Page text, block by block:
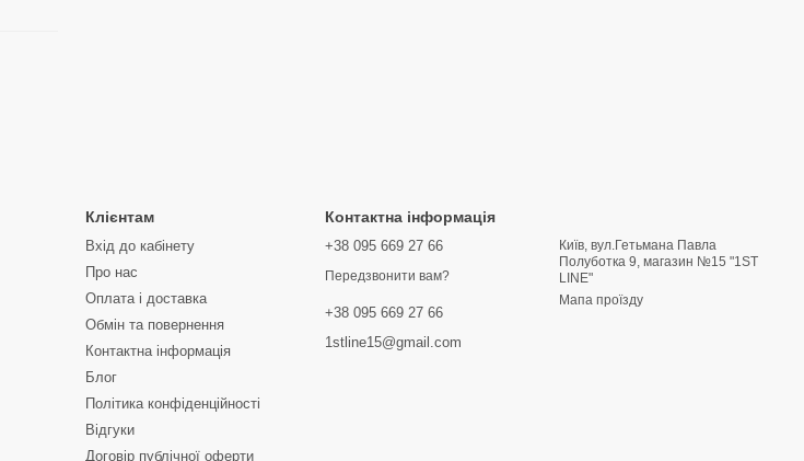
Клієнтам
Вхід до кабінету
Про нас
Оплата і доставка
Обмін та повернення
Контактна інформація
Блог
Політика конфіденційності
Відгуки
Договір публічної оферти
Контактна інформація
+38 095 669 27 66
Передзвонити вам?
+38 095 669 27 66
1stline15@gmail.com
Київ, вул.Гетьмана Павла
Полуботка 9, магазин №15 "1ST
LINE"
Мапа проїзду